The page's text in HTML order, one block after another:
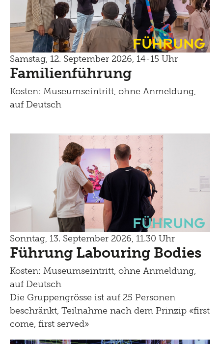
Führung
Samstag, 12. September 2026, 14-15 Uhr
Familienführung
Kosten: Museumseintritt, ohne Anmeldung,
auf Deutsch
Führung
Sonntag, 13. September 2026, 11.30 Uhr
Führung Labouring Bodies
Kosten: Museumseintritt, ohne Anmeldung,
auf Deutsch
Die Gruppengrösse ist auf 25 Personen
beschränkt, Teilnahme nach dem Prinzip «first
come, first served»